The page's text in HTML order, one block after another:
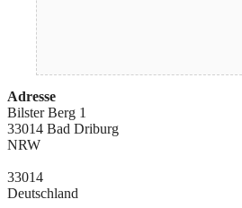
Adresse
Bilster Berg 1
33014 Bad Driburg
NRW
33014
Deutschland